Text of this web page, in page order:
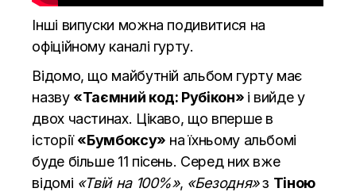
Інші випуски можна подивитися на
офіційному каналі гурту.
Відомо, що майбутній альбом гурту має
назву «Таємний код: Рубікон» і вийде у
двох частинах. Цікаво, що вперше в
історії«Бумбоксу» на їхньому альбомі
буде більше 11 пісень. Серед них вже
відомі «Твій на 100%», «Безодня»з Тіною